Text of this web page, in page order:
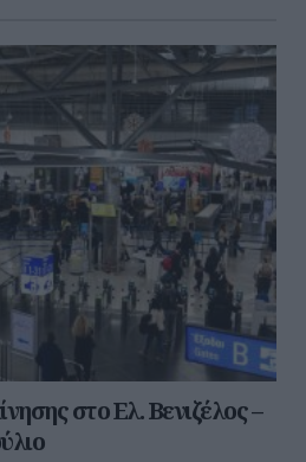
στο Ελ. Βενιζέλος –